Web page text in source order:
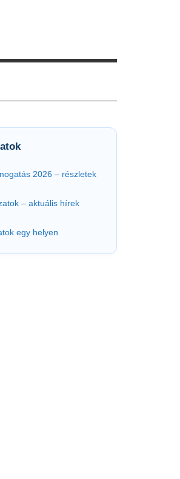
2026 – részletek
– aktuális hírek
egy helyen